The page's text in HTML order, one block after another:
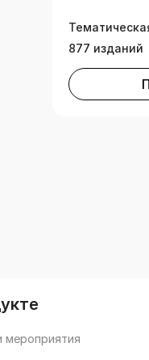
877 изданий
мероприятия